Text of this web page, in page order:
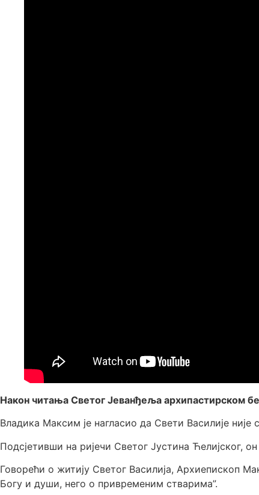
Након читања Светог Јеванђеља архипастирском
Владика Максим је нагласио да Свети Василије
Подсјетивши на ријечи Светог Јустина Ћелијског,
Говорећи о житију Светог Василија, Архиепископ
Богу и души, него о привременим стварима”.